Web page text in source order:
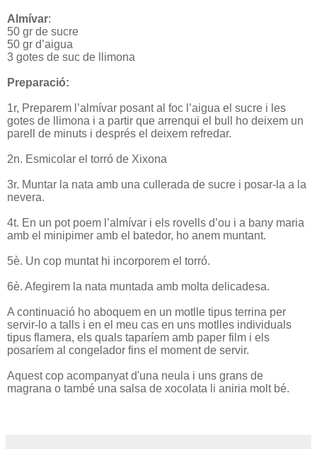
Almívar:
50 gr de sucre
50 gr d’aigua
3 gotes de suc de llimona
Preparació:
1r, Preparem l’almívar posant al foc l’aigua el sucre i les
gotes de llimona i a partir que arrenqui el bull ho deixem un
parell de minuts i després el deixem refredar.
2n. Esmicolar el torró de Xixona
3r. Muntar la nata amb una cullerada de sucre i posar-la a la
nevera.
4t. En un pot poem l’almívar i els rovells d’ou i a bany maria
amb el minipimer amb el batedor, ho anem muntant.
5è. Un cop muntat hi incorporem el torró.
6è. Afegirem la nata muntada amb molta delicadesa.
A continuació ho aboquem en un motlle tipus terrina per
servir-lo a talls i en el meu cas en uns motlles individuals
tipus flamera, els quals taparíem amb paper film i els
posaríem al congelador fins el moment de servir.
Aquest cop acompanyat d'una neula i uns grans de
magrana o també una salsa de xocolata li aniria molt bé.